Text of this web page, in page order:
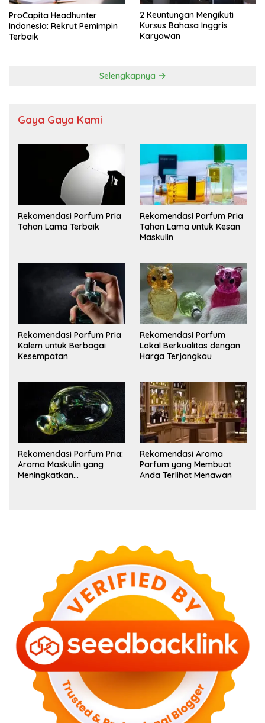
ProCapita Headhunter
Indonesia: Rekrut Pemimpin
Terbaik
2 Keuntungan Mengikuti
Kursus Bahasa Inggris
Karyawan
Selengkapnya
Gaya Gaya Kami
Rekomendasi Parfum Pria
Tahan Lama Terbaik
Rekomendasi Parfum Pria
Tahan Lama untuk Kesan
Maskulin
Rekomendasi Parfum Pria
Kalem untuk Berbagai
Kesempatan
Rekomendasi Parfum
Lokal Berkualitas dengan
Harga Terjangkau
Rekomendasi Parfum Pria:
Aroma Maskulin yang
Meningkatkan
Rekomendasi Aroma
Parfum yang Membuat
Anda Terlihat Menawan